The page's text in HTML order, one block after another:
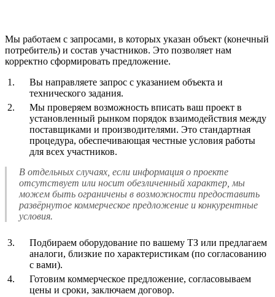
Мы работаем с запросами, в которых указан объект (конечный
потребитель) и состав участников. Это позволяет нам
корректно сформировать предложение.
Вы направляете запрос с указанием объекта и
технического задания.
Мы проверяем возможность вписать ваш проект в
установленный рынком порядок взаимодействия между
поставщиками и производителями. Это стандартная
процедура, обеспечивающая честные условия работы
для всех участников.
В отдельных случаях, если информация о проекте
отсутствует или носит обезличенный характер, мы
можем быть ограничены в возможности предоставить
развёрнутое коммерческое предложение и конкурентные
условия.
Подбираем оборудование по вашему ТЗ или предлагаем
аналоги, близкие по характеристикам (по согласованию
с вами).
Готовим коммерческое предложение, согласовываем
цены и сроки, заключаем договор.